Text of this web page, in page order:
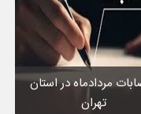
مردادماه در استان
تهران